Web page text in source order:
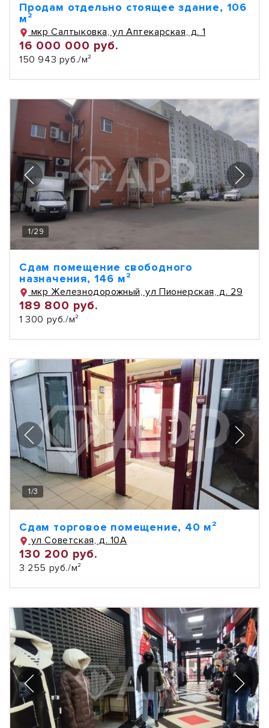
Продам отдельно стоящее здание, 106
м²
мкр Салтыковка, ул Аптекарская, д. 1
16 000 000 руб.
150 943 руб./м²
1/29
Сдам помещение свободного
назначения, 146 м²
мкр Железнодорожный, ул Пионерская, д. 29
189 800 руб.
1 300 руб./м²
1/3
Сдам торговое помещение, 40 м²
ул Советская, д. 10А
130 200 руб.
3 255 руб./м²